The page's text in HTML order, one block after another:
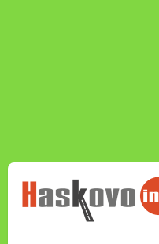
НОВИНИТЕ НА
HASKOVO.INFO